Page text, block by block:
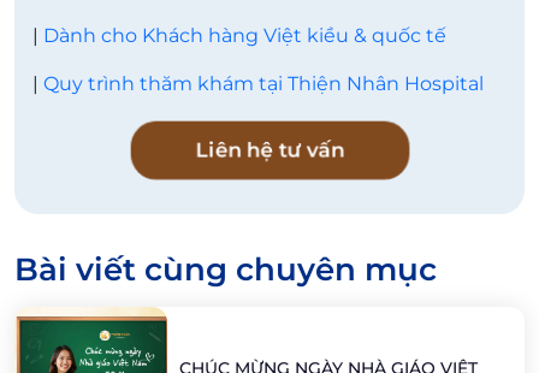
| Dành cho Khách hàng Việt kiều & quốc tế
| Quy trình thăm khám tại Thiện Nhân Hospital
Liên hệ tư vấn
Bài viết cùng chuyên mục
CHÚC MỪNG NGÀY NHÀ GIÁO VIỆT